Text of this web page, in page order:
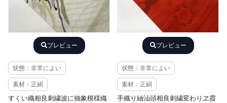
プレビュー
状態：非常によい
素材：正絹
すくい織相良刺繍波に抽象模様織
プレビュー
状態：非常によい
素材：正絹
手織り紬汕頭相良刺繍変わりヱ霞